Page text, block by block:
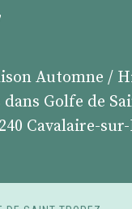
Automne /
dans Golfe de
Cavalaire-